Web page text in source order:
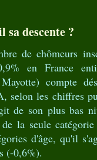
descente ?
de chômeurs
en France
compte
selon les chiffres
de son plus bas
la seule
d'âge, qu'il
(-0,6%).